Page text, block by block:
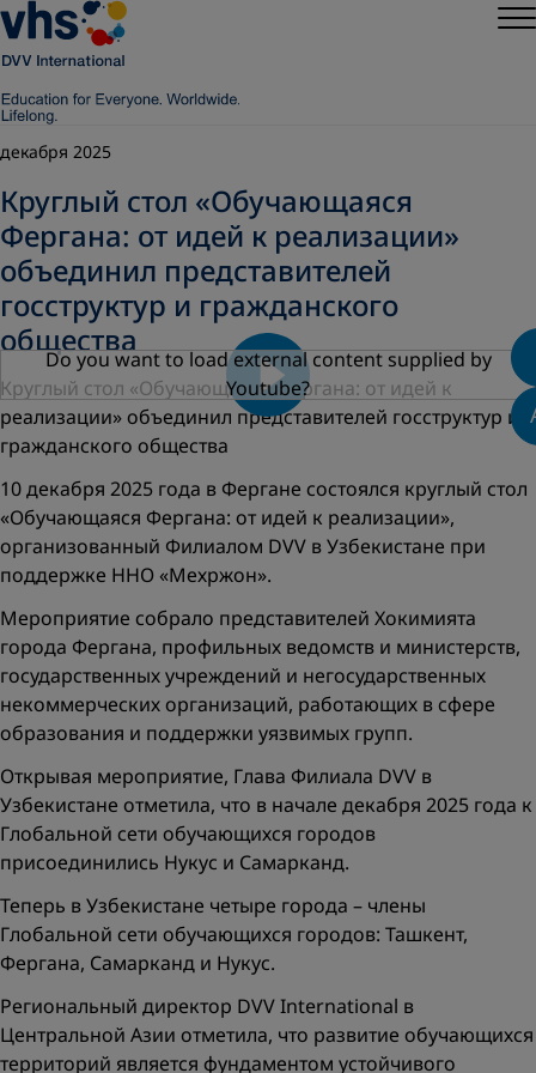
декабря 2025
Круглый стол «Обучающаяся
Фергана: от идей к реализации»
объединил представителей
госструктур и гражданского
общества
Do you want to load external content supplied by
Youtube?
Круглый стол «Обучающаяся Фергана: от идей к
реализации» объединил представителей госструктур и
гражданского общества
10 декабря 2025 года в Фергане состоялся круглый стол
«Обучающаяся Фергана: от идей к реализации»,
организованный Филиалом DVV в Узбекистане при
поддержке ННО «Мехржон».
Мероприятие собрало представителей Хокимията
города Фергана, профильных ведомств и министерств,
государственных учреждений и негосударственных
некоммерческих организаций, работающих в сфере
образования и поддержки уязвимых групп.
Открывая мероприятие, Глава Филиала DVV в
Узбекистане отметила, что в начале декабря 2025 года к
Глобальной сети обучающихся городов
присоединились Нукус и Самарканд.
Теперь в Узбекистане четыре города – члены
Глобальной сети обучающихся городов: Ташкент,
Фергана, Самарканд и Нукус.
Региональный директор DVV International в
Центральной Азии отметила, что развитие обучающихся
территорий является фундаментом устойчивого